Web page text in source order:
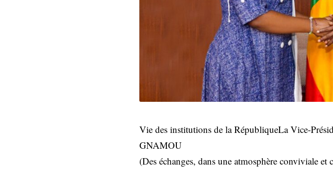
Vie des institutions de la RépubliqueLa Vice-
GNAMOU
(Des échanges, dans une atmosphère conviviale et